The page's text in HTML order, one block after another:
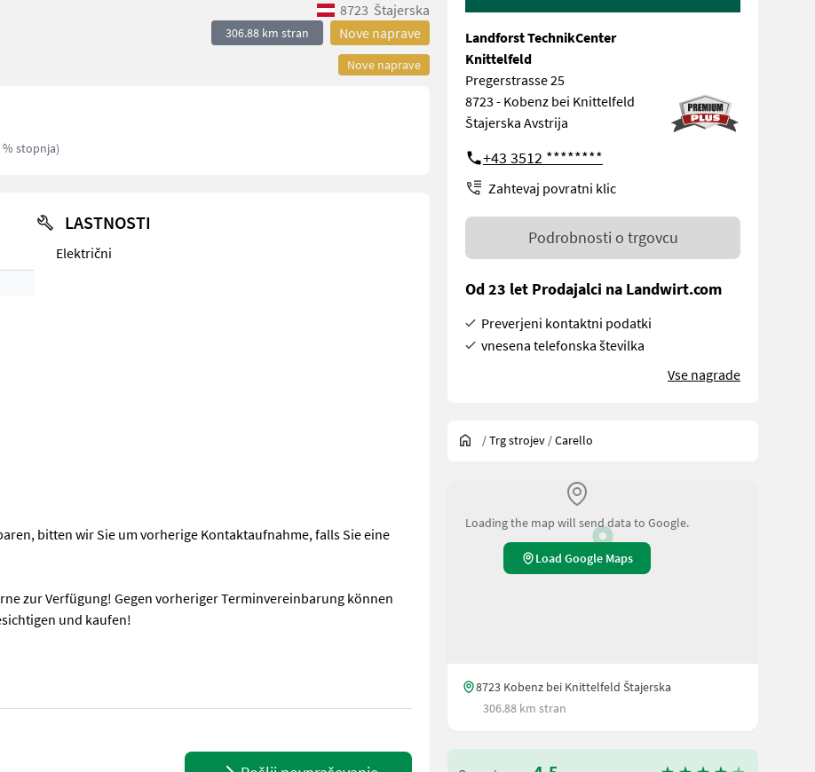
8723 Štajerska
306.88 km stran Nove naprave
Nove naprave
% stopnja)
LASTNOSTI
Električni
bitten wir Sie um vorherige Kontaktaufnahme, falls Sie eine
zur Verfügung! Gegen vorheriger Terminvereinbarung können
und kaufen!
Farbe Camouflage Anhängevorrichtung Um Ihnen unnötige Wartezeiten oder Wegstrecken zu ersparen, bitten wir Sie um
Landforst TechnikCenter
Knittelfeld
Pregerstrasse 25
8723 - Kobenz bei Knittelfeld
Štajerska Avstrija
+43 3512 ********
Zahtevaj povratni klic
Podrobnosti o trgovcu
Od 23 let Prodajalci na Landwirt.com
Preverjeni kontaktni podatki
vnesena telefonska številka
Vse nagrade
/Trg strojev /Carello
Loading the map will send data to Google.
Load Google Maps
8723 Kobenz bei Knittelfeld Štajerska
306.88 km stran